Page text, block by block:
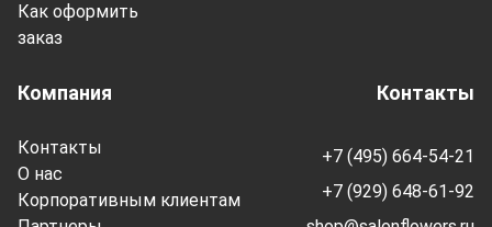
Компания
Контакты
О нас
Корпоративным клиентам
Как оформить
заказ
Контакты
+7 (495) 664-54-21
+7 (929) 648-61-92